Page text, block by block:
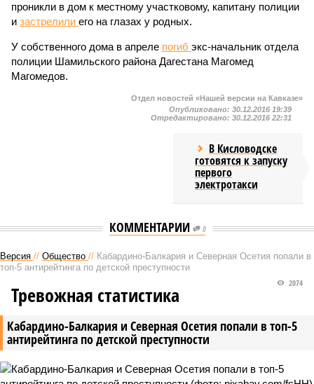
проникли в дом к местному участковому, капитану полиции
и застрелили его на глазах у родных.
У собственного дома в апреле погиб экс-начальник отдела
полиции Шамильского района Дагестана Магомед
Магомедов.
Отдел новостей «Нашей версии на Кавказе»
Опубликовано: 30.12.2016 19:39
Отредактировано: 30.12.2016 22:31
В Кисловодске
готовятся к запуску
первого
электротакси
КОММЕНТАРИИ 0
Версия // Общество // Кабардино-Балкария и Северная Осетия попали в
топ-5 антирейтинга по детской преступности
Кабардино-Балкария и Северная Осетия попали в топ-5
антирейтинга по детской преступности
2074
Тревожная статистика